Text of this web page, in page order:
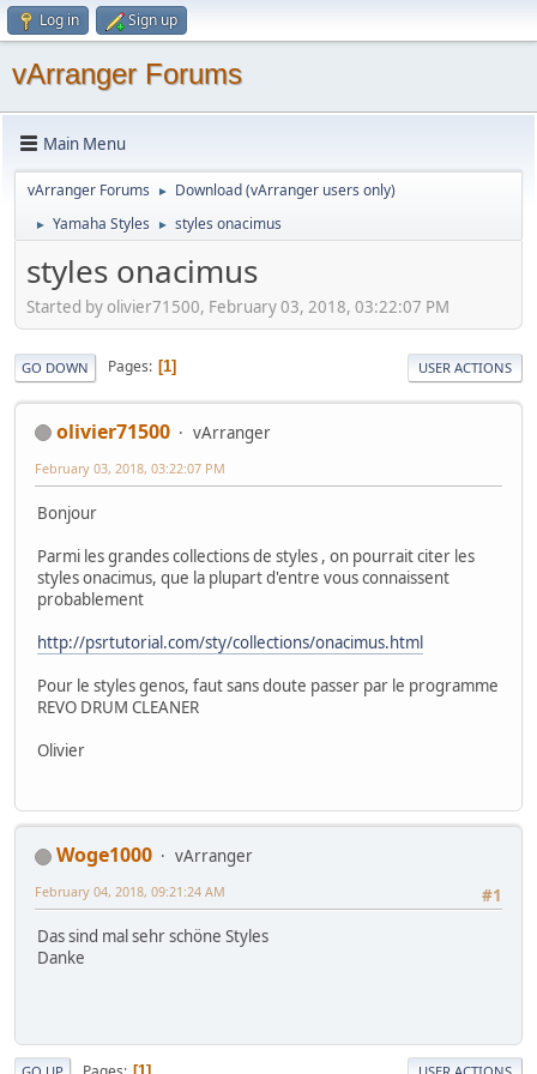
Log in Sign up
vArranger Forums
Main Menu
vArranger Forums ► Download (vArranger users only)
► Yamaha Styles ► styles onacimus
styles onacimus
Started by olivier71500, February 03, 2018, 03:22:07 PM
GO DOWN Pages 1 USER ACTIONS
olivier71500 vArranger
February 03, 2018, 03:22:07 PM
Bonjour
Parmi les grandes collections de styles , on pourrait citer les
styles onacimus, que la plupart d'entre vous connaissent
probablement
http://psrtutorial.com/sty/collections/onacimus.html
Pour le styles genos, faut sans doute passer par le programme
REVO DRUM CLEANER
Olivier
Woge1000
vArranger
#1
February 04, 2018, 09:21:24 AM
Das sind mal sehr schöne Styles
Danke